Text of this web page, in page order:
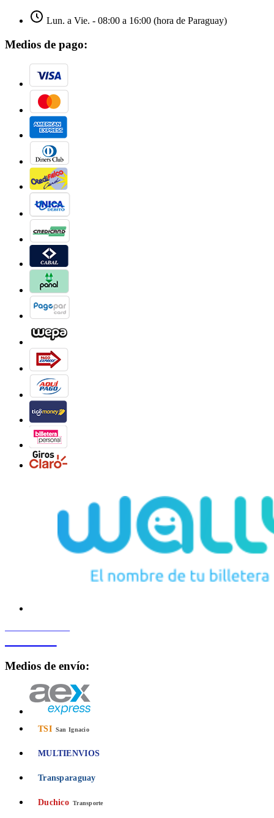
Lun. a Vie. - 08:00 a 16:00 (hora de Paraguay)
Medios de pago:
Medios de envío:
TSI San Ignacio
MULTIENVIOS
Transparaguay
Duchico Transporte